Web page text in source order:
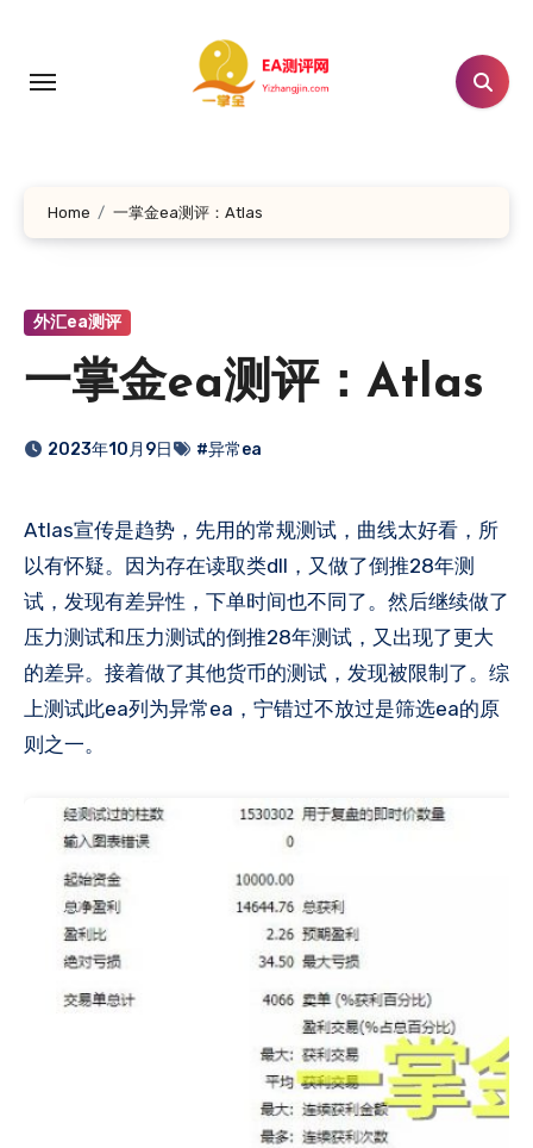
Home 一掌金ea测评：Atlas
外汇ea测评
一掌金ea测评：Atlas
2023年10月9日 #异常ea
Atlas宣传是趋势，先用的常规测试，曲线太好看，所
以有怀疑。因为存在读取类dll，又做了倒推28年测
试，发现有差异性，下单时间也不同了​。然后继续做了
压力测试和压力测试的倒推28年测试，又出现了更大
的差异​。接着做了其他货币的测试，发现被限制了。综
上测试此ea列为异常ea，宁错过不放过是筛选ea的原
则之一​。